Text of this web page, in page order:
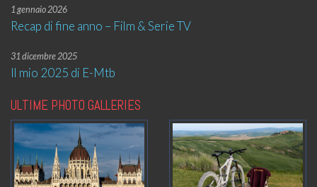
1 gennaio 2026
Recap di fine anno – Film & Serie TV
31 dicembre 2025
Il mio 2025 di E-Mtb
ULTIME PHOTO GALLERIES